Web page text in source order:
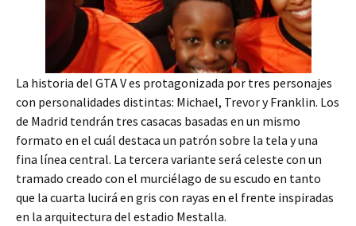
La historia del GTA V es protagonizada por tres personajes
con personalidades distintas: Michael, Trevor y Franklin. Los
de Madrid tendrán tres casacas basadas en un mismo
formato en el cuál destaca un patrón sobre la tela y una
fina línea central. La tercera variante será celeste con un
tramado creado con el murciélago de su escudo en tanto
que la cuarta lucirá en gris con rayas en el frente inspiradas
en la arquitectura del estadio Mestalla.